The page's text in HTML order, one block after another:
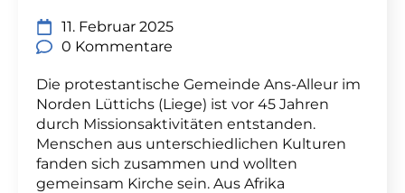
11. Februar 2025
0 Kommentare
Die protestantische Gemeinde Ans-Alleur im
Norden Lüttichs (Liege) ist vor 45 Jahren
durch Missionsaktivitäten entstanden.
Menschen aus unterschiedlichen Kulturen
fanden sich zusammen und wollten
gemeinsam Kirche sein. Aus Afrika